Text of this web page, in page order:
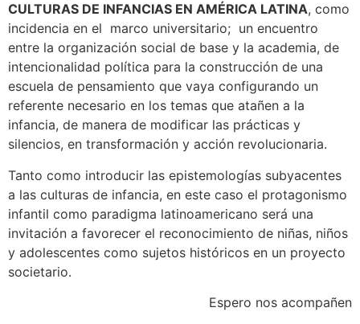
CULTURAS DE INFANCIAS EN AMÉRICA LATINA, como
incidencia en el marco universitario; un encuentro
entre la organización social de base y la academia, de
intencionalidad política para la construcción de una
escuela de pensamiento que vaya configurando un
referente necesario en los temas que atañen a la
infancia, de manera de modificar las prácticas y
silencios, en transformación y acción revolucionaria.
Tanto como introducir las epistemologías subyacentes
a las culturas de infancia, en este caso el protagonismo
infantil como paradigma latinoamericano será una
invitación a favorecer el reconocimiento de niñas, niños
y adolescentes como sujetos históricos en un proyecto
societario.
Espero nos acompañen